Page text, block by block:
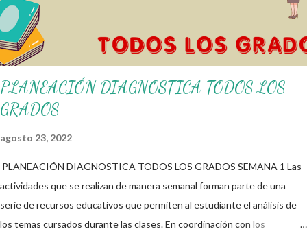
PLANEACIÓN DIAGNOSTICA TODOS LOS
GRADOS
agosto 23, 2022
PLANEACIÓN DIAGNOSTICA TODOS LOS GRADOS SEMANA 1 Las
actividades que se realizan de manera semanal forman parte de una
serie de recursos educativos que permiten al estudiante el análisis de
los temas cursados durante las clases. En coordinación con los